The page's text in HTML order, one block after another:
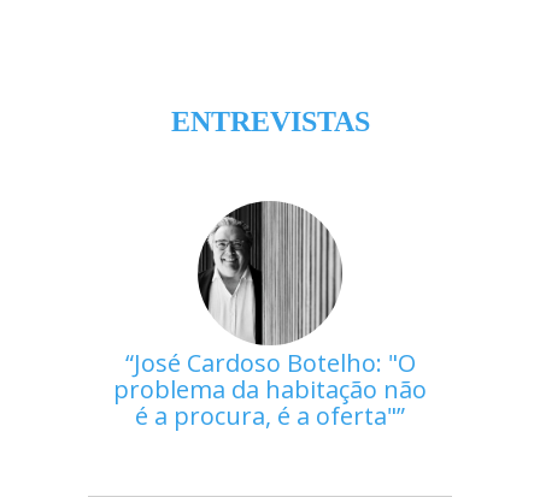
ENTREVISTAS
José Cardoso Botelho: "O
problema da habitação não
é a procura, é a oferta"